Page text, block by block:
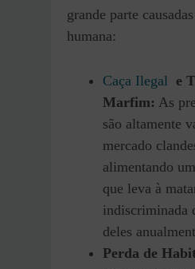
grande parte
humana:
Caça Ilegal
e
Marfim: As
são altamente
mercado
alimentando
que leva à
indiscriminada
deles
Perda de